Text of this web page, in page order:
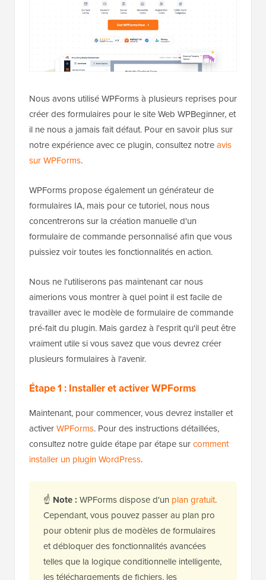
Nous avons utilisé WPForms à plusieurs reprises pour
créer des formulaires pour le site Web WPBeginner, et
il ne nous a jamais fait défaut. Pour en savoir plus sur
notre expérience avec ce plugin, consultez notreavis
sur WPForms.
WPForms propose également un générateur de
formulaires IA, mais pour ce tutoriel, nous nous
concentrerons sur la création manuelle d'un
formulaire de commande personnalisé afin que vous
puissiez voir toutes les fonctionnalités en action.
Nous ne l'utiliserons pas maintenant car nous
aimerions vous montrer à quel point il est facile de
travailler avec le modèle de formulaire de commande
pré-fait du plugin. Mais gardez à l'esprit qu'il peut être
vraiment utile si vous savez que vous devrez créer
plusieurs formulaires à l'avenir.
Étape 1 : Installer et activer WPForms
Maintenant, pour commencer, vous devrez installer et
activerWPForms. Pour des instructions détaillées,
consultez notre guide étape par étape surcomment
installer un plugin WordPress.
☝ Note : WPForms dispose d'un plan gratuit.
Cependant, vous pouvez passer au plan pro
pour obtenir plus de modèles de formulaires
et débloquer des fonctionnalités avancées
telles que la logique conditionnelle intelligente,
les téléchargements de fichiers, les